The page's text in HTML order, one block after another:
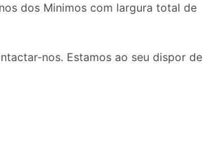
dos Minimos com largura total de
nos. Estamos ao seu dispor de